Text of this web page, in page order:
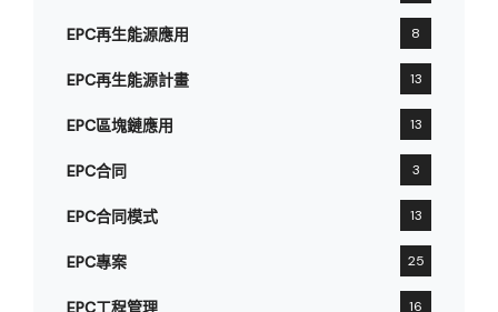
EPC再生能源應用 8
EPC再生能源計畫 13
EPC區塊鏈應用 13
EPC合同 3
EPC合同模式 13
EPC專案 25
EPC工程管理 16